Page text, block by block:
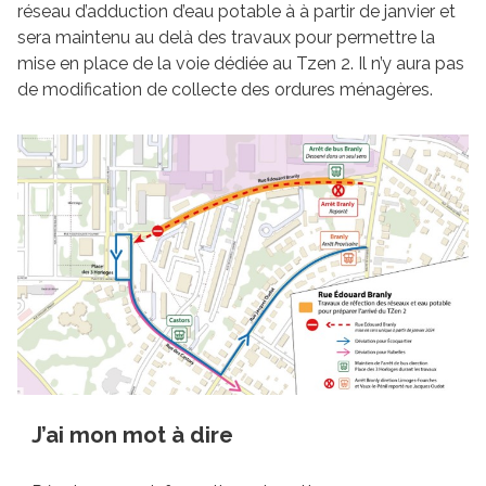
réseau d’adduction d’eau potable à à partir de janvier et
sera maintenu au delà des travaux pour permettre la
mise en place de la voie dédiée au Tzen 2. Il n’y aura pas
de modification de collecte des ordures ménagères.
J’ai mon mot à dire